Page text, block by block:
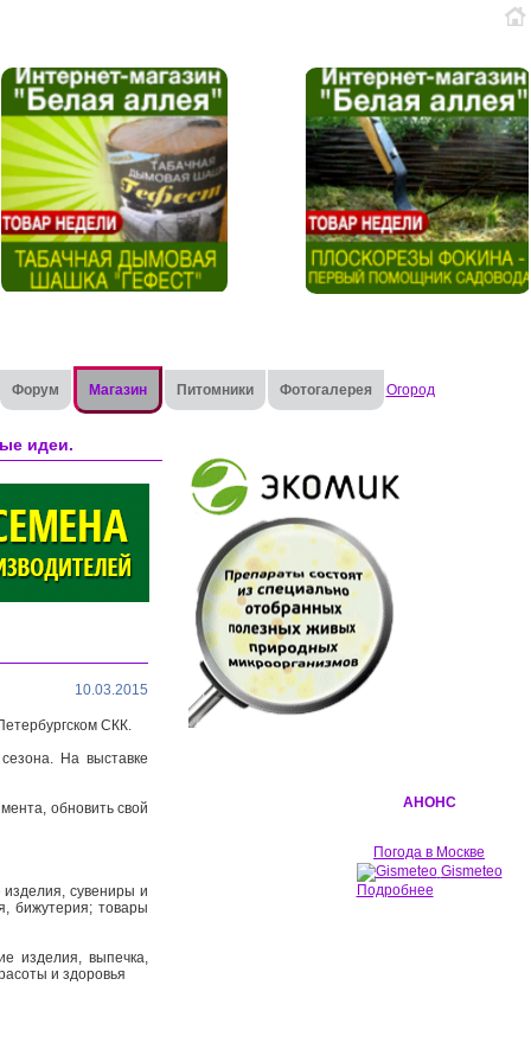
Форум Магазин Питомники Фотогалерея Огород
идеи.
10.03.2015
СКК.
На выставке
обновить свой
изделия, сувениры и
бижутерия; товары
изделия, выпечка,
и здоровья
АНОНС
Погода в Москве
Gismeteo
Подробнее